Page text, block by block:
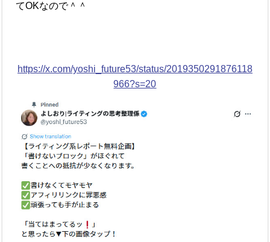
てOKなので＾＾
https://x.com/yoshi_future53/status/2019350291876118
966?s=20